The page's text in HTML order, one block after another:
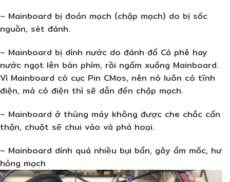
– Mainboard bị đoản mạch (chập mạch) do bị sốc
nguồn, sét đánh.
– Mainboard bị dính nước do đánh đổ Cà phê hay
nước ngọt lên bàn phím, rồi ngấm xuống Mainboard.
Vì Mainboard có cục Pin CMos, nên nó luôn có tĩnh
điện, mà có điện thì sẽ dẫn đến chập mạch.
– Mainboard ở thùng máy không được che chắc cẩn
thận, chuột sẽ chui vào và phá hoại.
– Mainboard dính quá nhiều bụi bẩn, gây ẩm mốc, hư
hỏng mạch